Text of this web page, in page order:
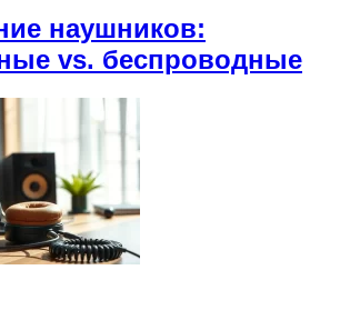
наушников:
vs. беспроводные